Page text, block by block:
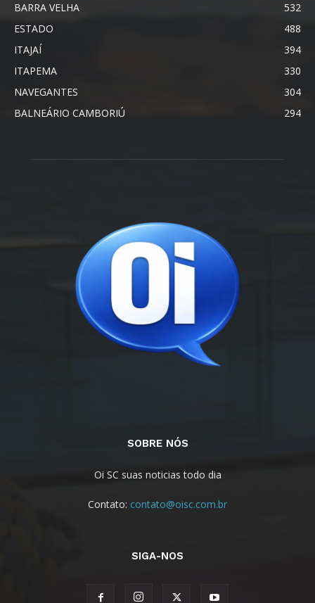
BARRA VELHA
532
ESTADO
488
ITAJAÍ
394
ITAPEMA
330
NAVEGANTES
304
BALNEÁRIO CAMBORIÚ
294
SOBRE NÓS
Oi SC suas noticias todo dia
Contato: contato@oisc.com.br
SIGA-NOS